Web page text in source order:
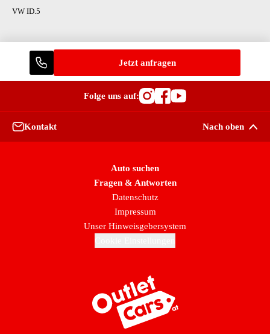
VW ID.5
Jetzt anfragen
Folge uns auf:
Besuche
Besuche
Besuche
Kontakt Nach oben
Auto suchen
Fragen & Antworten
Datenschutz
Impressum
Unser Hinweisgebersystem
Zur Startseite